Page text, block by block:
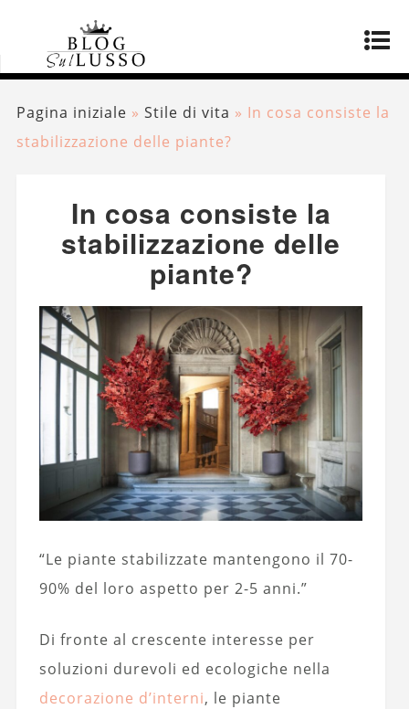
Pagina iniziale » Stile di vita » In cosa consiste la
stabilizzazione delle piante?
In cosa consiste la
stabilizzazione delle
piante?
“Le piante stabilizzate mantengono il 70-
90% del loro aspetto per 2-5 anni.”
Di fronte al crescente interesse per
soluzioni durevoli ed ecologiche nella
decorazione d’interni, le piante